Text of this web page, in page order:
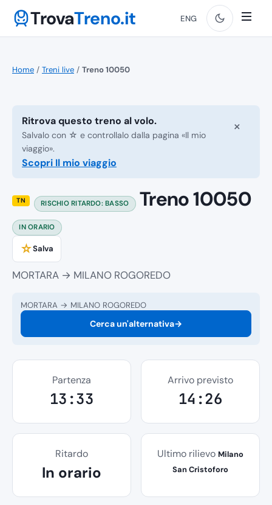
TrovaTreno.it ENG
Home / Treni live / Treno 10050
Ritrova questo treno al volo.
Salvalo con ☆ e controllalo dalla pagina «Il mio
viaggio».
Scopri Il mio viaggio
×
TN RISCHIO RITARDO: BASSO Treno 10050
IN ORARIO
☆Salva
MORTARA → MILANO ROGOREDO
MORTARA → MILANO ROGOREDO
Cerca un'alternativa→
Partenza
13:33
Arrivo previsto
14:26
Ritardo
In orario
Ultimo rilievo Milano
San Cristoforo